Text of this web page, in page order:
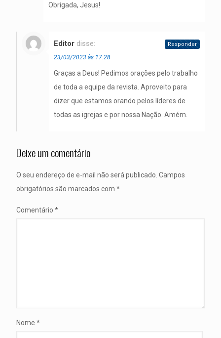
Obrigada, Jesus!
Editor disse:
23/03/2023 às 17:28
Graças a Deus! Pedimos orações pelo trabalho
de toda a equipe da revista. Aproveito para
dizer que estamos orando pelos líderes de
todas as igrejas e por nossa Nação. Amém.
Responder
Deixe um comentário
O seu endereço de e-mail não será publicado. Campos
obrigatórios são marcados com *
Comentário *
Nome *